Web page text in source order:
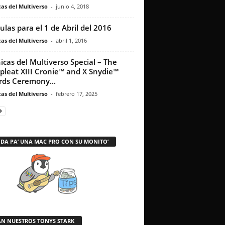
del Multiverso - junio 4, 2018
para el 1 de Abril del 2016
del Multiverso - abril 1, 2016
del Multiverso Special – The
XIII Cronie™ and X Snydie™
Ceremony...
del Multiverso - febrero 17, 2025
PA’ UNA MAC PRO CON SU MONITO’
NUESTROS TONYS STARK